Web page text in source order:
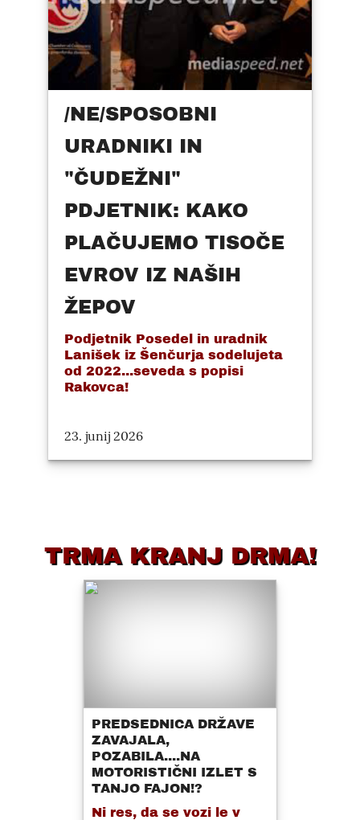
/NE/SPOSOBNI
URADNIKI IN
"ČUDEŽNI"
PDJETNIK: KAKO
PLAČUJEMO TISOČE
EVROV IZ NAŠIH
ŽEPOV
Podjetnik Posedel in uradnik
Lanišek iz Šenčurja sodelujeta
od 2022...seveda s popisi
Rakovca!
23. junij 2026
TRMA KRANJ DRMA!
PREDSEDNICA DRŽAVE
ZAVAJALA,
POZABILA....NA
MOTORISTIČNI IZLET S
TANJO FAJON!?
Ni res, da se vozi le v